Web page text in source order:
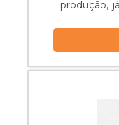
produção,
Dessa
que